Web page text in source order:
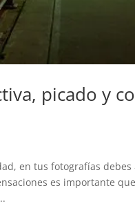
picado y
en tus fotografías
es importante